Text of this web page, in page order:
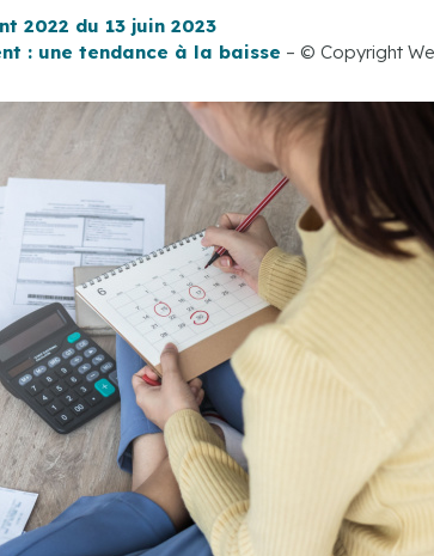
2022 du 13 juin 2023
: une tendance à la baisse – © Copyright